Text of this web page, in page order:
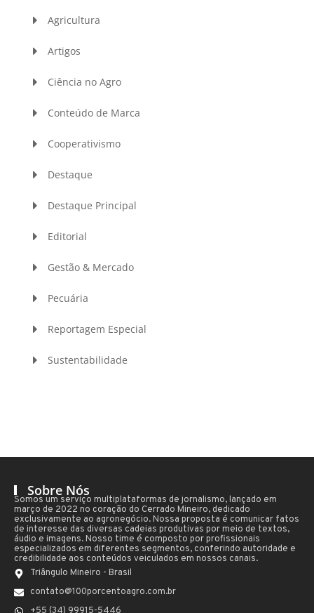
Agricultura
Artigos
Ciência no Agro
Conteúdo de Marca
Cooperativismo
Destaque
Destaque Principal
Editorial
Gestão & Mercado
Pecuária
Reportagem Especial
Sustentabilidade
Sobre Nós
Somos um serviço multiplataformas de jornalismo, lançado em
março de 2022 no coração do Cerrado Mineiro, dedicado
exclusivamente ao agronegócio. Nossa proposta é comunicar fatos
de interesse das diversas cadeias produtivas por meio de textos,
áudio e imagens. Nosso time é composto por profissionais
especializados em diferentes segmentos, conferindo autoridade e
credibilidade aos conteúdos veiculados em nossos canais.
Triângulo Mineiro - Brasil
contato@100porcentoagro.com.br